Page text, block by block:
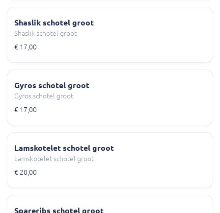
Shaslik schotel groot
Shaslik schotel groot
€ 17,00
Gyros schotel groot
Gyros schotel groot
€ 17,00
Lamskotelet schotel groot
Lamskotelet schotel groot
€ 20,00
Spareribs schotel groot